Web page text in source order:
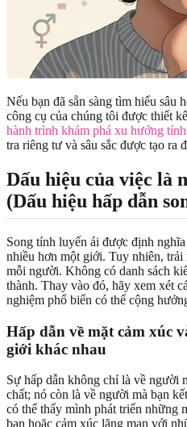
Nếu bạn đã sẵn sàng tìm hiểu sâu
công cụ của chúng tôi được thiết
hành trình khám phá xu hướng
tra riêng tư và sâu sắc được tạo ra
Dấu hiệu của việc là
(Dấu hiệu hấp dẫn
Song tính luyến ái được định
nhiều hơn một giới. Tuy nhiên,
mỗi người. Không có danh sách
thành. Thay vào đó, hãy xem xét
nghiệm phổ biến có thể cộng
Hấp dẫn về mặt cảm xúc
giới khác nhau
Sự hấp dẫn không chỉ là về người
chất; nó còn là về người mà bạn
có thể thấy mình phát triển những
bạn hoặc cảm xúc lãng mạn với